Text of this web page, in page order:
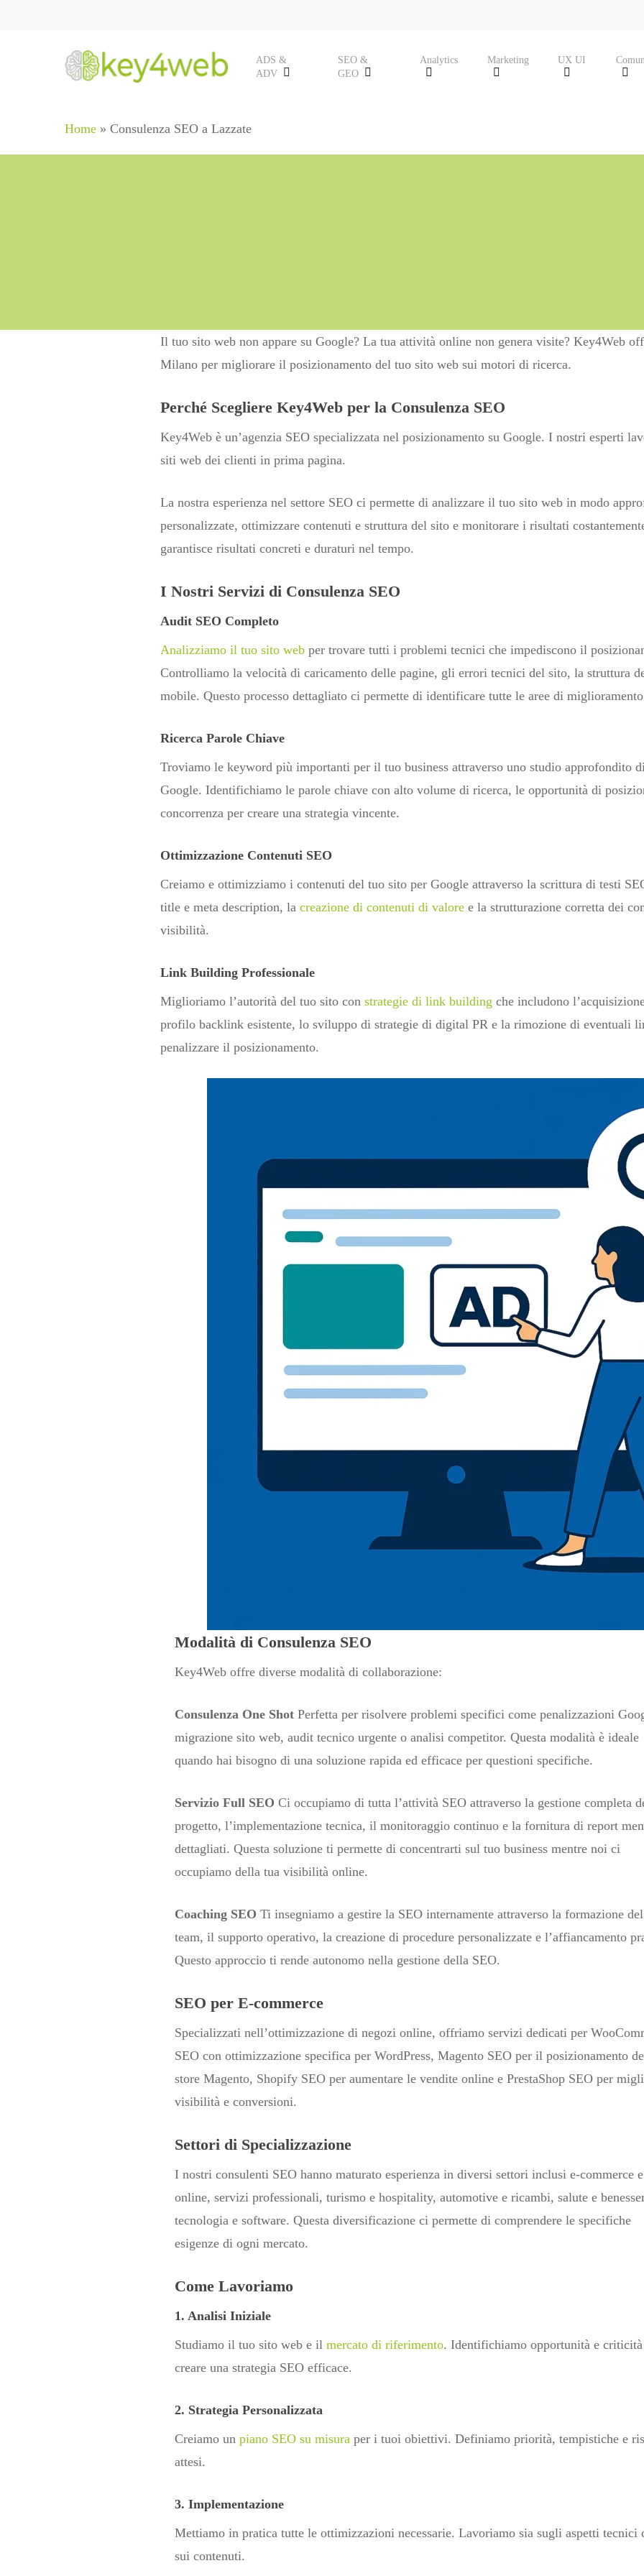
ADS &
ADV
SEO &
GEO
Analytics Marketing UX UI
Home » Consulenza SEO a Lazzate
Il tuo sito web non appare su Google? La tua attività online non genera visite? Key4Web
Milano per migliorare il posizionamento del tuo sito web sui motori di ricerca.
Perché Scegliere Key4Web per la Consulenza SEO
Key4Web è un’agenzia SEO specializzata nel posizionamento su Google. I nostri esperti
siti web dei clienti in prima pagina.
La nostra esperienza nel settore SEO ci permette di analizzare il tuo sito web in modo
personalizzate, ottimizzare contenuti e struttura del sito e monitorare i risultati
garantisce risultati concreti e duraturi nel tempo.
I Nostri Servizi di Consulenza SEO
Audit SEO Completo
Analizziamo il tuo sito web per trovare tutti i problemi tecnici che impediscono il
Controlliamo la velocità di caricamento delle pagine, gli errori tecnici del sito, la struttura
mobile. Questo processo dettagliato ci permette di identificare tutte le aree di
Ricerca Parole Chiave
Troviamo le keyword più importanti per il tuo business attraverso uno studio approfondito
Google. Identifichiamo le parole chiave con alto volume di ricerca, le opportunità di
concorrenza per creare una strategia vincente.
Ottimizzazione Contenuti SEO
Creiamo e ottimizziamo i contenuti del tuo sito per Google attraverso la scrittura di testi
title e meta description, lacreazione di contenuti di valore e la strutturazione corretta dei
visibilità.
Link Building Professionale
Miglioriamo l’autorità del tuo sito constrategie di link building che includono
profilo backlink esistente, lo sviluppo di strategie di digital PR e la rimozione di eventuali
penalizzare il posizionamento.
Modalità di Consulenza SEO
Key4Web offre diverse modalità di collaborazione:
Consulenza One Shot Perfetta per risolvere problemi specifici come penalizzazioni
migrazione sito web, audit tecnico urgente o analisi competitor. Questa modalità è ideale
quando hai bisogno di una soluzione rapida ed efficace per questioni specifiche.
Servizio Full SEO Ci occupiamo di tutta l’attività SEO attraverso la gestione completa
progetto, l’implementazione tecnica, il monitoraggio continuo e la fornitura di report
dettagliati. Questa soluzione ti permette di concentrarti sul tuo business mentre noi ci
occupiamo della tua visibilità online.
Coaching SEO Ti insegniamo a gestire la SEO internamente attraverso la formazione
team, il supporto operativo, la creazione di procedure personalizzate e l’affiancamento
Questo approccio ti rende autonomo nella gestione della SEO.
SEO per E-commerce
Specializzati nell’ottimizzazione di negozi online, offriamo servizi dedicati per
SEO con ottimizzazione specifica per WordPress, Magento SEO per il posizionamento
store Magento, Shopify SEO per aumentare le vendite online e PrestaShop SEO per
visibilità e conversioni.
Settori di Specializzazione
I nostri consulenti SEO hanno maturato esperienza in diversi settori inclusi e-commerce
online, servizi professionali, turismo e hospitality, automotive e ricambi, salute e
tecnologia e software. Questa diversificazione ci permette di comprendere le specifiche
esigenze di ogni mercato.
Come Lavoriamo
1. Analisi Iniziale
Studiamo il tuo sito web e ilmercato di riferimento. Identifichiamo opportunità e
creare una strategia SEO efficace.
2. Strategia Personalizzata
Creiamo unpiano SEO su misura per i tuoi obiettivi. Definiamo priorità, tempistiche e
attesi.
3. Implementazione
Mettiamo in pratica tutte le ottimizzazioni necessarie. Lavoriamo sia sugli aspetti tecnici
sui contenuti.